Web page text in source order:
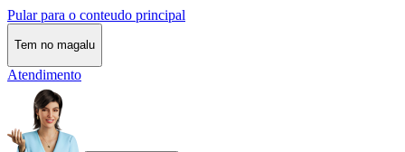
Pular para o conteudo principal
Tem no magalu
Atendimento